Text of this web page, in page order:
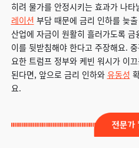
히려 물가를 안정시키는 효과가 나
레이션 부담 때문에 금리 인하를 늦
산업에 자금이 원활히 흘러가도록
이를 뒷받침해야 한다고 주장해요.
요한 트럼프 정부와 케빈 워시가 이
된다면, 앞으로 금리 인하와 유동성
요.